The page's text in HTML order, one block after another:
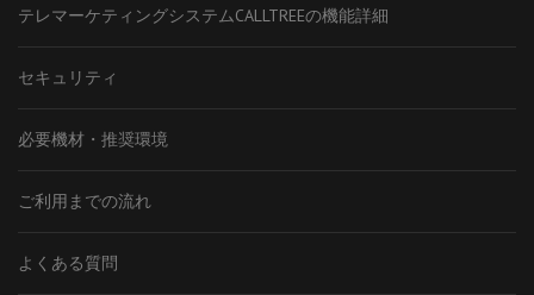
テレマーケティングシステムCALLTREEの機能詳細
セキュリティ
必要機材・推奨環境
ご利用までの流れ
よくある質問